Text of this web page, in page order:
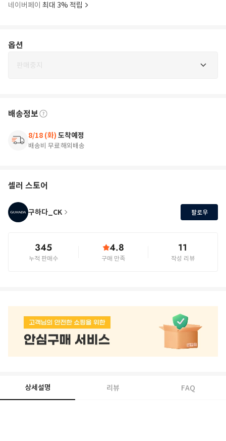
네이버페이 최대 3% 적립
옵션
판매중지
배송정보
8/18 (화) 도착예정
배송비 무료해외배송
셀러 스토어
구하다_CK 팔로우
345
누적 판매수
4.8
구매 만족
11
작성 리뷰
상세설명 리뷰 FAQ